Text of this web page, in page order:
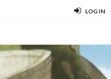
LOG IN